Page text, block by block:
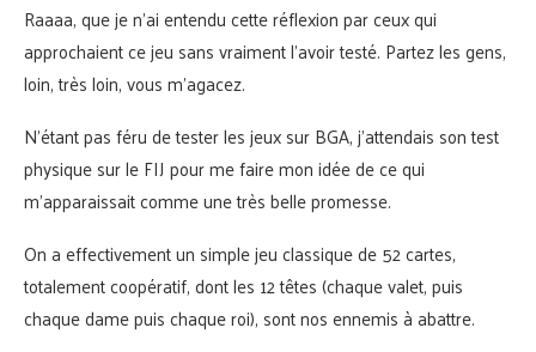
Raaaa, que je n’ai entendu cette réflexion par ceux qui
approchaient ce jeu sans vraiment l’avoir testé. Partez les gens,
loin, très loin, vous m’agacez.
N’étant pas féru de tester les jeux sur BGA, j’attendais son test
physique sur le FIJ pour me faire mon idée de ce qui
m’apparaissait comme une très belle promesse.
On a effectivement un simple jeu classique de 52 cartes,
totalement coopératif, dont les 12 têtes (chaque valet, puis
chaque dame puis chaque roi), sont nos ennemis à abattre.